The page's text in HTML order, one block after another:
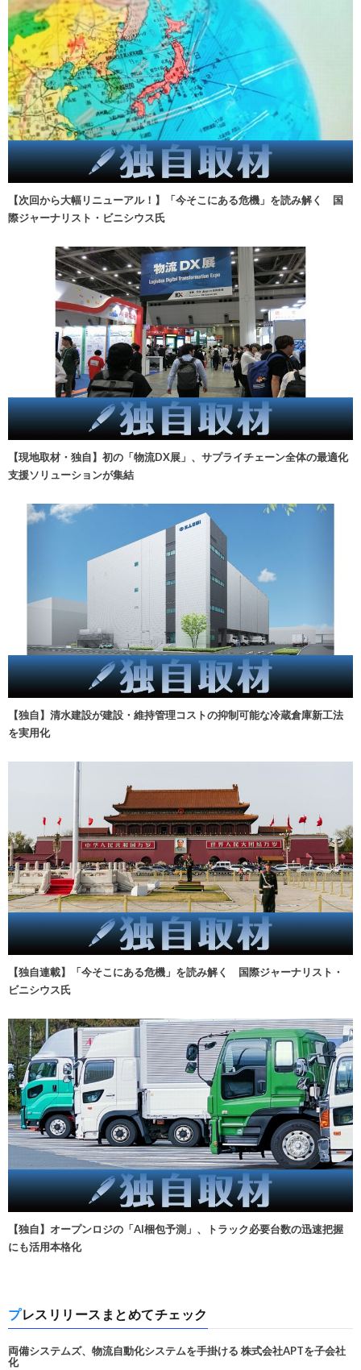
【次回から大幅リニューアル！】「今そこにある危機」を読み解く 国
際ジャーナリスト・ビニシウス氏
【現地取材・独自】初の「物流DX展」、サプライチェーン全体の最適化
支援ソリューションが集結
【独自】清水建設が建設・維持管理コストの抑制可能な冷蔵倉庫新工法
を実用化
【独自連載】「今そこにある危機」を読み解く 国際ジャーナリスト・
ビニシウス氏
【独自】オープンロジの「AI梱包予測」、トラック必要台数の迅速把握
にも活用本格化
プレスリリースまとめてチェック
両備システムズ、物流自動化システムを手掛ける 株式会社APTを子会社
化